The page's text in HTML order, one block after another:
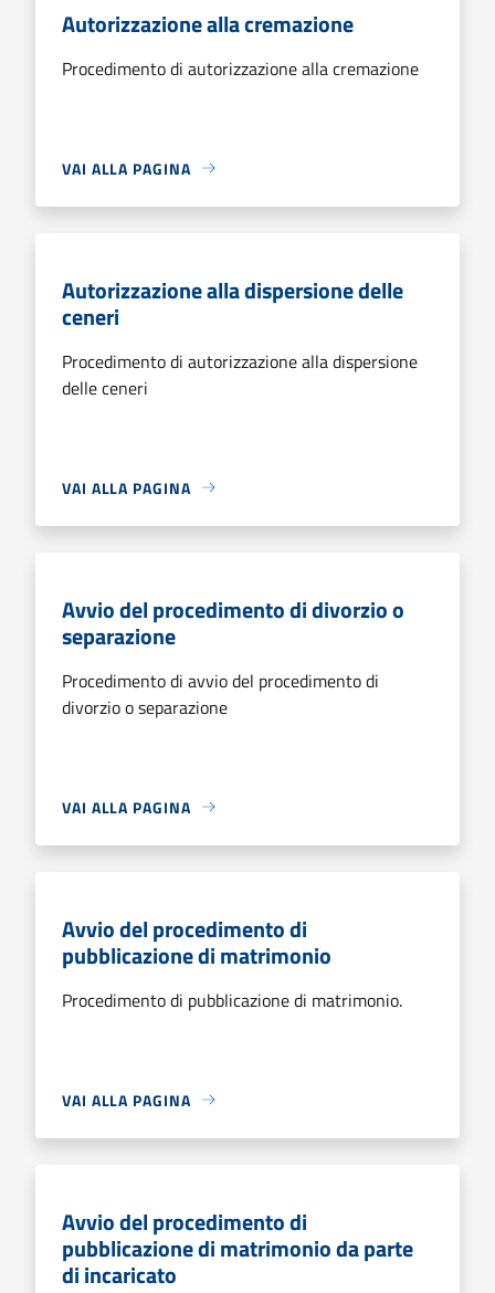
Autorizzazione alla cremazione
Procedimento di autorizzazione alla cremazione
VAI ALLA PAGINA
Autorizzazione alla dispersione delle
ceneri
Procedimento di autorizzazione alla dispersione
delle ceneri
VAI ALLA PAGINA
Avvio del procedimento di divorzio o
separazione
Procedimento di avvio del procedimento di
divorzio o separazione
VAI ALLA PAGINA
Avvio del procedimento di
pubblicazione di matrimonio
Procedimento di pubblicazione di matrimonio.
VAI ALLA PAGINA
Avvio del procedimento di
pubblicazione di matrimonio da parte
di incaricato